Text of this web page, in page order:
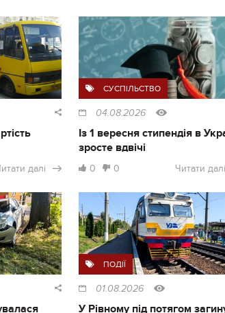
далі
СУСПІЛЬСТВО
04.08.2026
Із 1 вересня стипендія в
зросте вдвічі
0 0 Читати далі
ПОДІЇ
01.08.2026
У Рівному під потягом